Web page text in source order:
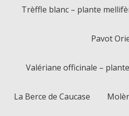
Trèffle blanc – plante
Pavot
Valériane officinale –
La Berce de Caucase